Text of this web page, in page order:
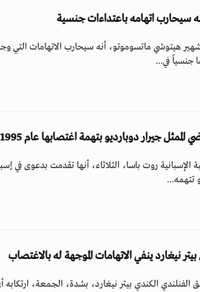
سيحارب اتهامه باعتداءات جنسية
هيتوشي ماتسوموتو، أنه سيحارب الاتهامات التي
جنسياً في...
جيرار دوبارديو بتهمة اغتصابها عام 1995
الإسبانية روت باسا، الثلاثاء، أنها تقدمت بدعوى في
تتهمه...
نيغارد ينفي الاتهامات الموجهة له بالاغتصاب
الفنلندي الكندي بيتر نيغارد، بشدة، الجمعة،